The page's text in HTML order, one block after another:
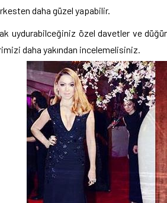
daha güzel yapabilir.
uydurabilceğiniz özel davetler ve
daha yakından incelemelisiniz.